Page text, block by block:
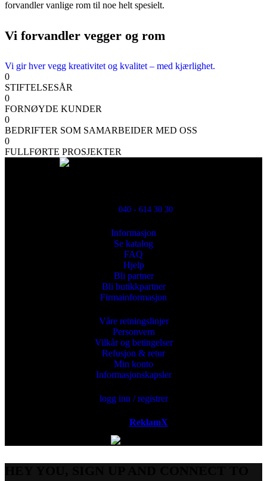
forvandler vanlige rom til noe helt spesielt.
Vi forvandler vegger og rom
Vi gir hver vegg kreativitet og kvalitet – med kjærlighet.
0
STIFTELSESÅR
0
FORNØYDE KUNDER
0
BEDRIFTER SOM SAMARBEIDER MED OSS
0
FULLFØRTE PROSJEKTER
040 - 614 30 30
Informasjon
Se katalog
FAQ
Hjelp
Bli partner
Bli butikkpartner
Firmainformasjon
Våre retningslinjer
Personvern
Vilkår og betingelser
Refusjon & retur
Min konto
Informasjonskapsler
logg inn / registrer
ReklamX